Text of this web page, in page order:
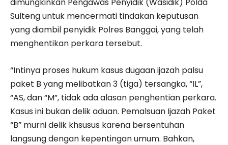
Sulteng untuk mencermati tindakan keputusan
yang diambil penyidik Polres Banggai, yang telah
menghentikan perkara tersebut.
“Intinya proses hukum kasus dugaan ijazah palsu
paket B yang melibatkan 3 (tiga) tersangka, “IL”,
“AS, dan “M”, tidak ada alasan penghentian perkara.
Kasus ini bukan delik aduan. Pemalsuan Ijazah Paket
“B” murni delik khsusus karena bersentuhan
langsung dengan kepentingan umum. Bahkan,